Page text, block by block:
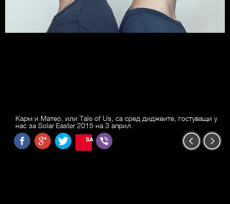
Карм и Матео, или Tale of Us, са сред диджеите, гостуващи у
нас за Solar Easter 2015 на 3 април.
SAVE